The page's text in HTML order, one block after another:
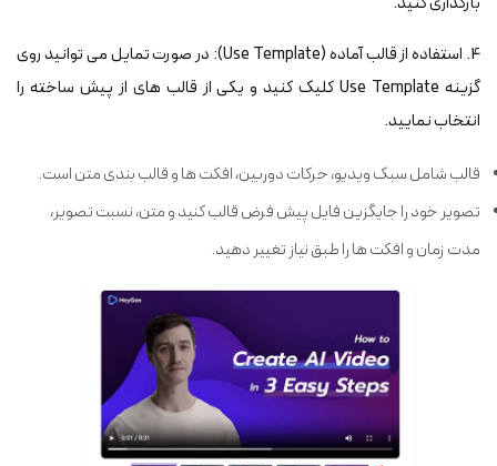
4. استفاده از قالب آماده (Use Template): در صورت تمایل می توانید روی
گزینه Use Template کلیک کنید و یکی از قالب های از پیش ساخته را
انتخاب نمایید.
قالب شامل سبک ویدیو، حرکات دوربین، افکت ها و قالب بندی متن است.
تصویر خود را جایگزین فایل پیش فرض قالب کنید و متن، نسبت تصویر،
مدت زمان و افکت ها را طبق نیاز تغییر دهید.